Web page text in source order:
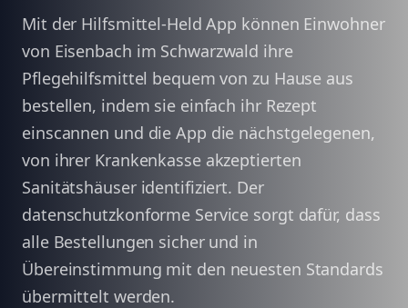
Mit der Hilfsmittel-Held App können Einwohner
von Eisenbach im Schwarzwald ihre
Pflegehilfsmittel bequem von zu Hause aus
bestellen, indem sie einfach ihr Rezept
einscannen und die App die nächstgelegenen,
von ihrer Krankenkasse akzeptierten
Sanitätshäuser identifiziert. Der
datenschutzkonforme Service sorgt dafür, dass
alle Bestellungen sicher und in
Übereinstimmung mit den neuesten Standards
übermittelt werden.